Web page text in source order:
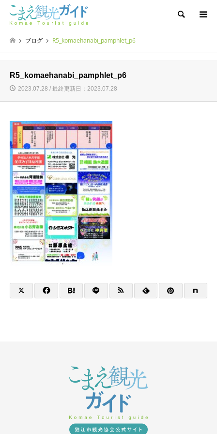
検索
ブログ R5_komaehanabi_pamphlet_p6
R5_komaehanabi_pamphlet_p6
2023.07.28 / 最終更新日：2023.07.28